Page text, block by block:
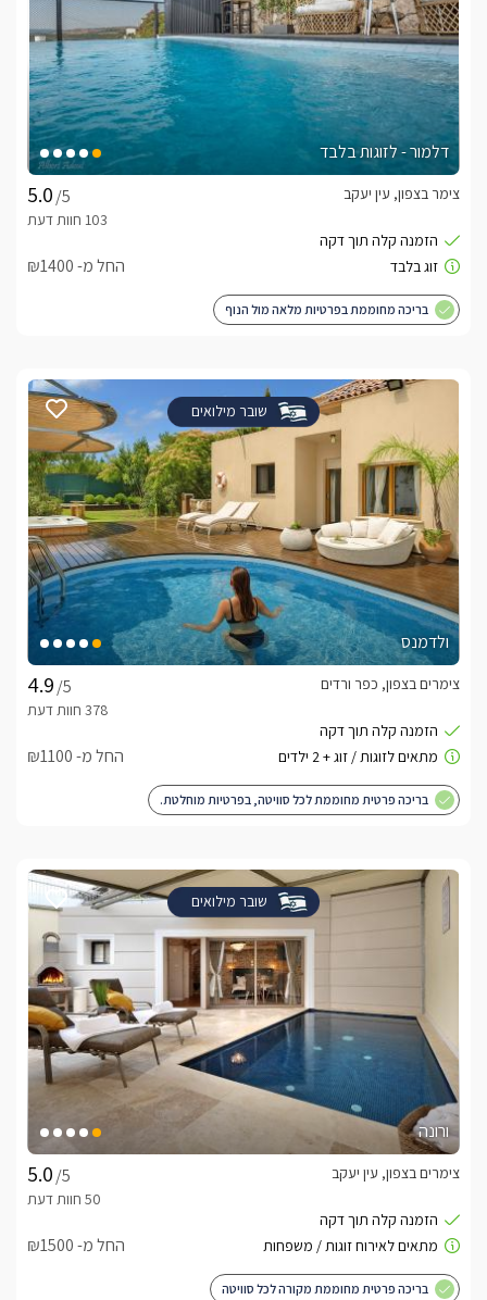
דלמור - לזוגות בלבד
/5
צימר בצפון, עין יעקב
החל מ- ₪1400
בריכה מחוממת בפרטיות מלאה מול הנוף
שובר מילואים
ולדמנס
/5
צימרים בצפון, כפר ורדים
החל מ- ₪1100
בריכה פרטית מחוממת לכל סוויטה, בפרטיות מוחלטת.
שובר מילואים
ורונה
/5
צימרים בצפון, עין יעקב
החל מ- ₪1500
בריכה פרטית מחוממת מקורה לכל סוויטה